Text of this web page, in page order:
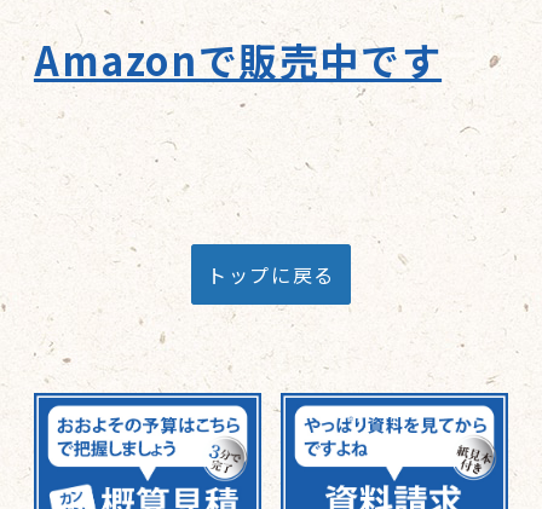
Amazonで販売中です
トップに戻る